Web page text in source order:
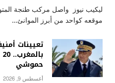
موقعه كواحد من أبرز الموانئ…
حموشي
أغسطس 9, 2026